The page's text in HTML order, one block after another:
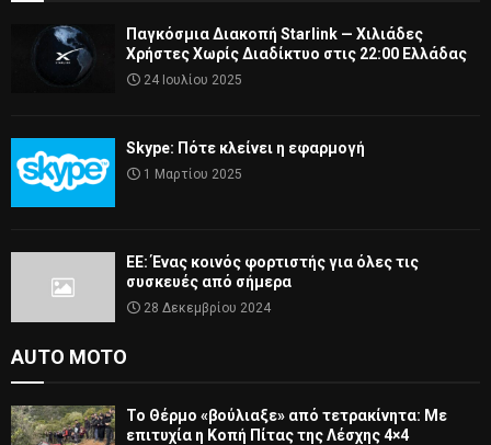
Παγκόσμια Διακοπή Starlink — Χιλιάδες
Χρήστες Χωρίς Διαδίκτυο στις 22:00 Ελλάδας
24 Ιουλίου 2025
Skype: Πότε κλείνει η εφαρμογή
1 Μαρτίου 2025
ΕΕ: Ένας κοινός φορτιστής για όλες τις
συσκευές από σήμερα
28 Δεκεμβρίου 2024
AUTO MOTO
Το Θέρμο «βούλιαξε» από τετρακίνητα: Με
επιτυχία η Κοπή Πίτας της Λέσχης 4×4